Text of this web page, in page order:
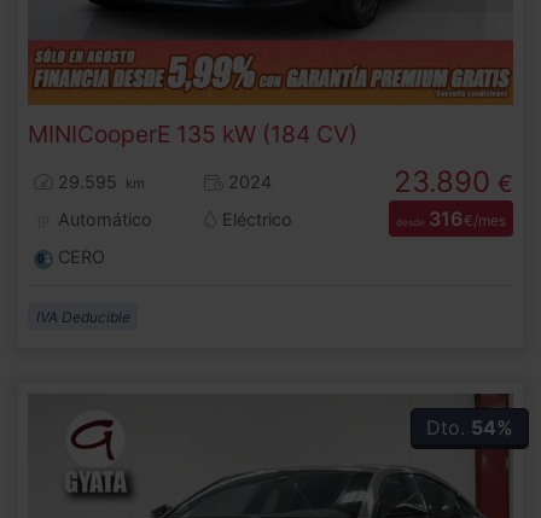
MINICooperE 135 kW (184 CV)
29.595 km
2024
Automático
Eléctrico
CERO
23.890 €
desde 316€/mes
IVA Deducible
Dto. 54%